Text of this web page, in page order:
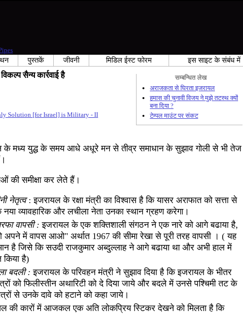
पुस्तकें जीवनी मिडिल ईस्ट फोरम इस साइट के संबंध में
सम्बन्धित लेख
अराजकता से घिरता इजरायल
हमास की चुनावी विजय ने मुझे तटस्थ क्यों
बना दिया ?
टेम्पल माउंट पर संकट
सैन्य कार्रवाई है
Solution [for Israel] is Military - II
के मध्य युद्ध के समय आधे अधूरे मन से तीव्र समाधान के सुझाव गोली से भी तेज
की समीक्षा कर लेते हैं।
नेतृत्व: इजरायल के रक्षा मंत्री का विश्वास है कि यासर अराफात को सत्ता से
व्यावहारिक और लचीला नेता उनका स्थान ग्रहण करेगा।
वापसी : इजरायल के एक शक्तिशाली संगठन ने एक नारे को आगे बढाया है,
अपने में वापस आओ" अर्थात 1967 की सीमा रेखा से पूरी तरह वापसी । ( यह
है जिसे कि सउदी राजकुमार अब्दुल्लाह ने आगे बढाया था और अभी हाल में
किया है)
बदली : इजरायल के परिवहन मंत्री ने सुझाव दिया है कि इजरायल के भीतर
को फिलीस्तीन अथारिटी को दे दिया जाये और बदले में उनसे पश्चिमी तट के
से उनके दावे को हटाने को कहा जाये।
की कारों में आजकल एक अति लोकप्रिय स्टिकर देखने को मिलता है कि